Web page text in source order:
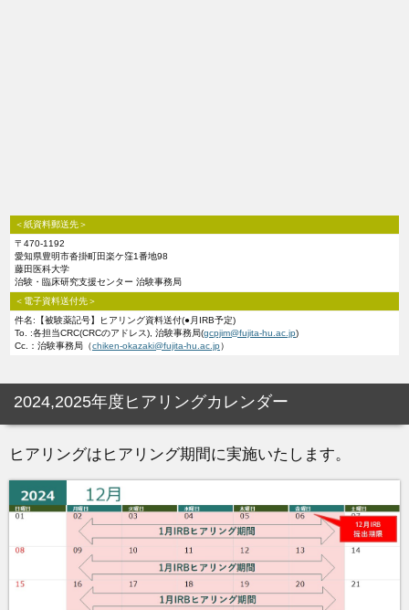
＜紙資料郵送先＞
〒470-1192
愛知県豊明市沓掛町田楽ケ窪1番地98
藤田医科大学
治験・臨床研究支援センター 治験事務局
＜電子資料送付先＞
件名:【被験薬記号】ヒアリング資料送付(●月IRB予定)
To. :各担当CRC(CRCのアドレス), 治験事務局(gcpjim@fujita-hu.ac.jp)
Cc.：治験事務局（chiken-okazaki@fujita-hu.ac.jp）
2024,2025年度ヒアリングカレンダー
ヒアリングはヒアリング期間に実施いたします。